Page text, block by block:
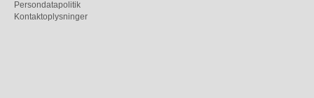
Persondatapolitik
Kontaktoplysninger